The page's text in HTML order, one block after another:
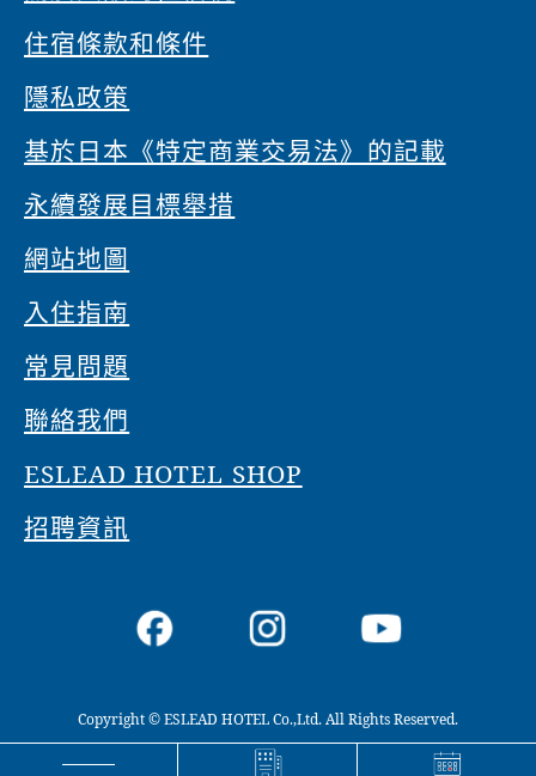
住宿條款和條件
隱私政策
基於日本《特定商業交易法》的記載
永續發展目標舉措
網站地圖
入住指南
常見問題
聯絡我們
ESLEAD HOTEL SHOP
招聘資訊
Copyright © ESLEAD HOTEL Co.,Ltd. All Rights Reserved.